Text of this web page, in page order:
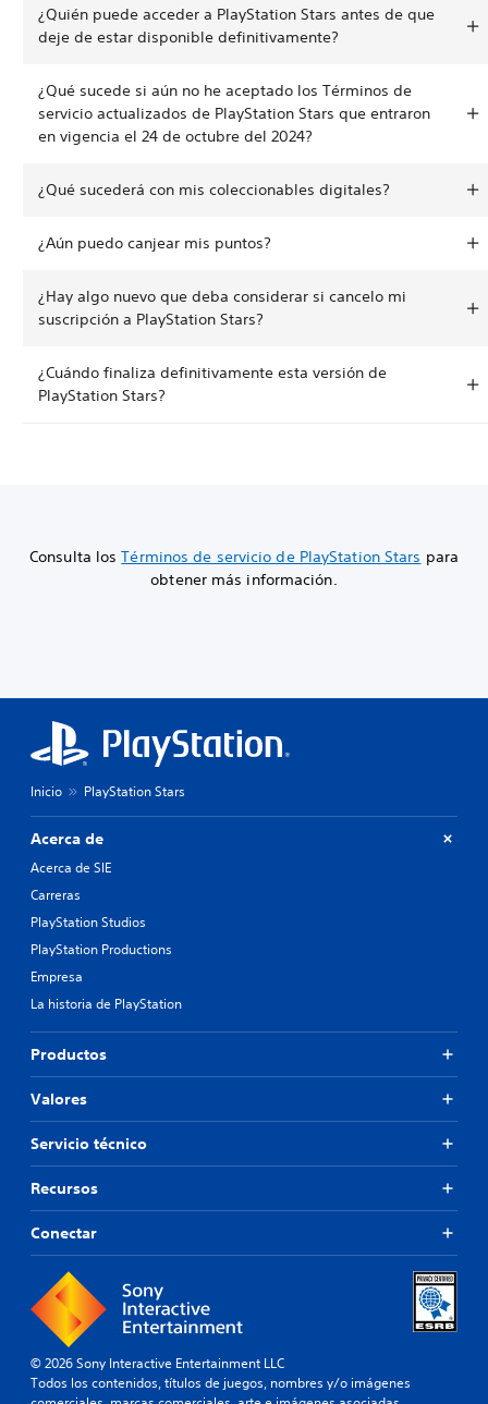
¿Quién puede acceder a PlayStation Stars antes de que
deje de estar disponible definitivamente?
¿Qué sucede si aún no he aceptado los Términos de
servicio actualizados de PlayStation Stars que entraron
en vigencia el 24 de octubre del 2024?
¿Qué sucederá con mis coleccionables digitales?
¿Aún puedo canjear mis puntos?
¿Hay algo nuevo que deba considerar si cancelo mi
suscripción a PlayStation Stars?
¿Cuándo finaliza definitivamente esta versión de
PlayStation Stars?
Consulta losTérminos de servicio de PlayStation Stars para
obtener más información.
Inicio PlayStation Stars
Acerca de
Acerca de SIE
Carreras
PlayStation Studios
PlayStation Productions
Empresa
La historia de PlayStation
Productos
Valores
Servicio técnico
Recursos
Conectar
© 2026 Sony Interactive Entertainment LLC
Todos los contenidos, títulos de juegos, nombres y/o imágenes